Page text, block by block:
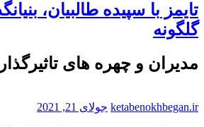
تایمز با سپیده طالبیان،
گلگونه
مدیران و چهره های
ketabenokhbegan.ir جولای 21, 2021